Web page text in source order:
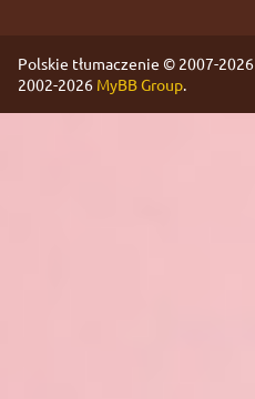
Polskie tłumaczenie © 2007-2026
2002-2026 MyBB Group.